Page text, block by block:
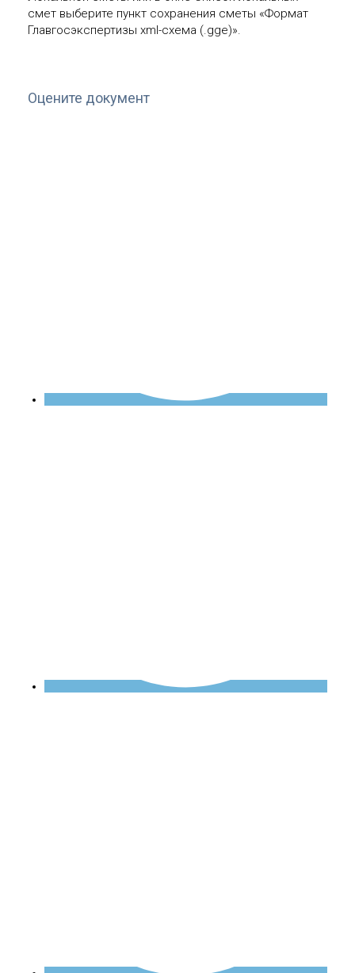
смет выберите пункт сохранения сметы «Формат
Главгосэкспертизы xml-схема (.gge)».
Оцените документ